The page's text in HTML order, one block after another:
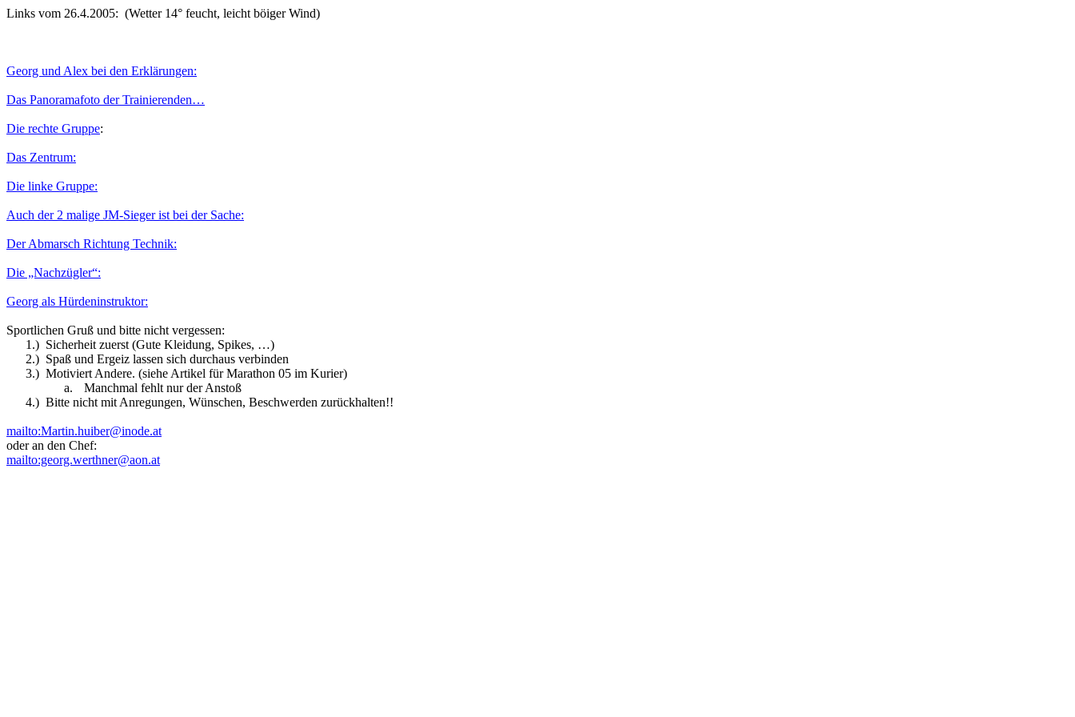
Links vom 26.4.2005: (Wetter 14° feucht, leicht böiger Wind)
Georg und Alex bei den Erklärungen:
Das Panoramafoto der Trainierenden…
Die rechte Gruppe:
Das Zentrum:
Die linke Gruppe:
Auch der 2 malige JM-Siegerist bei der Sache:
Der Abmarsch Richtung Technik:
Die „Nachzügler“:
Georg als Hürdeninstruktor:
Sportlichen Gruß und bitte nicht vergessen:
1.) Sicherheit zuerst (Gute Kleidung, Spikes, …)
2.) Spaß und Ergeiz lassen sich durchaus verbinden
3.) Motiviert Andere. (siehe Artikel für Marathon 05 im Kurier)
a.
Manchmal fehlt nur der Anstoß
4.) Bitte nicht mit Anregungen, Wünschen, Beschwerden zurückhalten!!
mailto:Martin.huiber@inode.at
oder an den Chef:
mailto:georg.werthner@aon.at